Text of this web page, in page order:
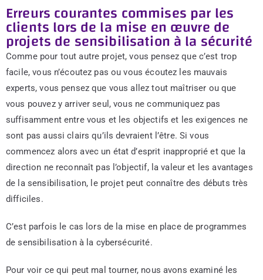
Erreurs courantes commises par les
clients lors de la mise en œuvre de
projets de sensibilisation à la sécurité
Comme pour tout autre projet, vous pensez que c’est trop
facile, vous n’écoutez pas ou vous écoutez les mauvais
experts, vous pensez que vous allez tout maîtriser ou que
vous pouvez y arriver seul, vous ne communiquez pas
suffisamment entre vous et les objectifs et les exigences ne
sont pas aussi clairs qu’ils devraient l’être. Si vous
commencez alors avec un état d’esprit inapproprié et que la
direction ne reconnaît pas l’objectif, la valeur et les avantages
de la sensibilisation, le projet peut connaître des débuts très
difficiles.
C’est parfois le cas lors de la mise en place de programmes
de sensibilisation à la cybersécurité.
Pour voir ce qui peut mal tourner, nous avons examiné les